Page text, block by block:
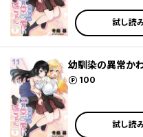
試し読
幼馴染の異常か
100
ポイント
試し読